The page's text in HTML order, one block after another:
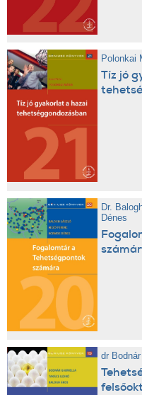
Polonkai
Tíz jó
Dr.
Dénes
dr